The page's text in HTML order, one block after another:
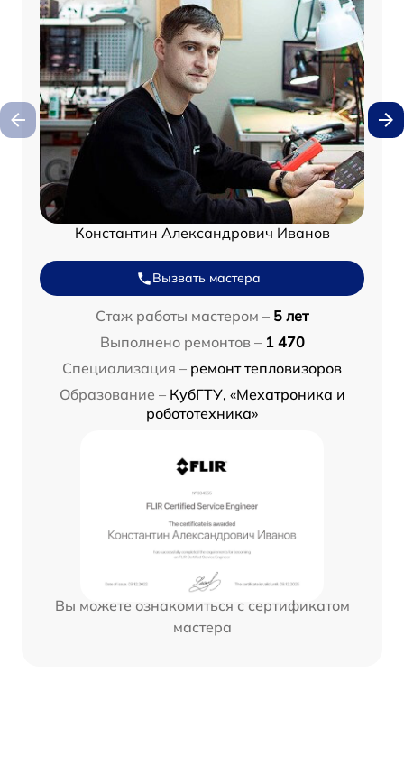
Константин Александрович Иванов
Вызвать мастера
Стаж работы мастером – 5 лет
Выполнено ремонтов – 1 470
Специализация – ремонт тепловизоров
Образование – КубГТУ, «Мехатроника и
робототехника»
Вы можете ознакомиться с сертификатом
мастера